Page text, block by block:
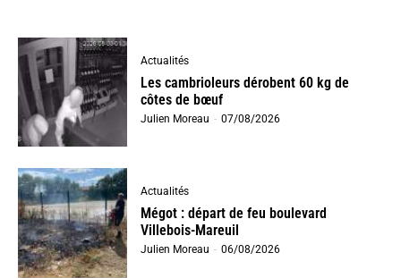
Actualités
Les cambrioleurs dérobent 60 kg de
côtes de bœuf
Julien Moreau - 07/08/2026
Actualités
Mégot : départ de feu boulevard
Villebois-Mareuil
Julien Moreau - 06/08/2026